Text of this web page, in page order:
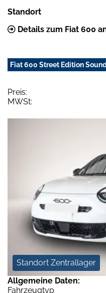
Standort
Details zum Fiat 600
Fiat 600 Street Edition
Preis:
MWSt:
Standort Zentrallager
Allgemeine Daten:
Fahrzeugtyp